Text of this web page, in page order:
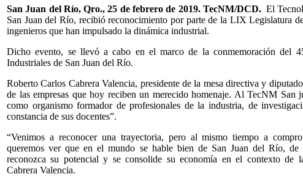
San Juan del Río, Qro., 25 de febrero de 2019. TecNM/DCD. El
San Juan del Río, recibió reconocimiento por parte de la LIX Legislatura
ingenieros que han impulsado la dinámica industrial.
Dicho evento, se llevó a cabo en el marco de la conmemoración del
Industriales de San Juan del Río.
Roberto Carlos Cabrera Valencia, presidente de la mesa directiva y
de las empresas que hoy reciben un merecido homenaje. Al TecNM
como organismo formador de profesionales de la industria, de
constancia de sus docentes”.
“Venimos a reconocer una trayectoria, pero al mismo tiempo a
queremos ver que en el mundo se hable bien de San Juan del Río,
reconozca su potencial y se consolide su economía en el contexto de
Cabrera Valencia.